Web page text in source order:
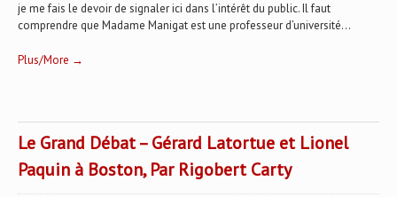
je me fais le devoir de signaler ici dans l’intérêt du public. Il faut
comprendre que Madame Manigat est une professeur d’université...
Plus/More →
Le Grand Débat – Gérard Latortue et Lionel
Paquin à Boston, Par Rigobert Carty